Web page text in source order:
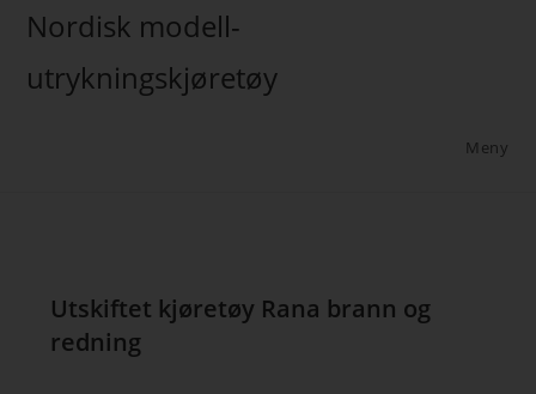
Nordisk modell-
utrykningskjøretøy
Meny
Utskiftet kjøretøy Rana brann og
redning